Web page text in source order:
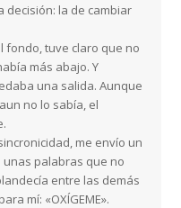
decisión: la de cambiar
fondo, tuve claro que no
más abajo. Y
una salida. Aunque
no lo sabía, el
me envío un
unas palabras que no
entre las demás
mí: «OXÍGEME».